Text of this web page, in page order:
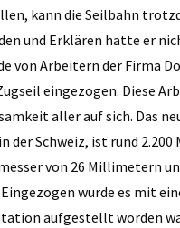
kann die Seilbahn
und Erklären hatte er
von Arbeitern der Firma
eingezogen. Diese
aller auf sich. Das
der Schweiz, ist rund
von 26 Millimetern
wurde es mit
aufgestellt worden